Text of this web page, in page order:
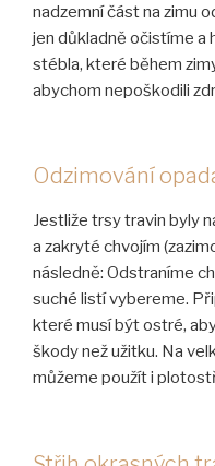
nadzemní část na zimu
jen důkladně očistíme a
stébla, které během
abychom nepoškodili
Odzimování
Jestliže trsy travin byly
a zakryté chvojím
následně: Odstraníme
suché listí vybereme.
které musí být ostré,
škody než užitku. Na
můžeme použít i